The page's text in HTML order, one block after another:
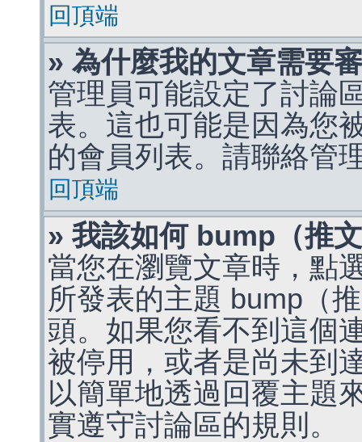
回頂端
» 為什麼我的文章需要
管理員可能設定了討論
表。這也可能是因為您
的會員列表。請聯絡管
回頂端
» 我該如何 bump（推
當您在瀏覽文章時，點
所發表的主題 bump（
頭。如果您看不到這個
被停用，或者是尚未到
以簡單地透過回覆主題
實遵守討論區的規則。